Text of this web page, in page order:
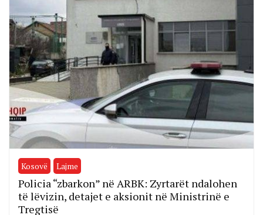
Kosovë Lajme
Policia “zbarkon” në ARBK: Zyrtarët ndalohen
të lëvizin, detajet e aksionit në Ministrinë e
Tregtisë